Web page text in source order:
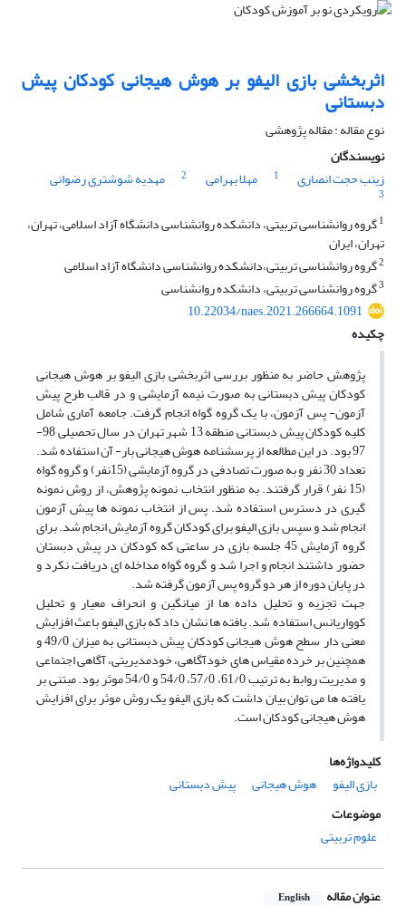
اثربخشی بازی الیفو بر هوش هیجانی کودکان پیش
دبستانی
نوع مقاله : مقاله پژوهشی
نویسندگان
زینب حجت انصاری
1 مهلا بهرامی 2 مهدیه شوشتری رضوانی
3
1گروه روانشناسی تربیتی، دانشکده روانشناسی دانشگاه آزاد اسلامی، تهران،
تهران، ایران
2گروه روانشناسی تربیتی،دانشکده روانشناسی دانشگاه آزاد اسلامی
3گروه روانشناسی تربیتی، دانشکده روانشناسی
10.22034/naes.2021.266664.1091
چکیده
پژوهش حاضر به منظور بررسی اثربخشی بازی الیفو بر هوش هیجانی
کودکان پیش دبستانی به صورت نیمه آزمایشی و در قالب طرح پیش
آزمون- پس آزمون، با یک گروه گواه انجام گرفت. جامعه آماری شامل
کلیه کودکان پیش دبستانی منطقه 13 شهر تهران در سال تحصیلی 98-
97 بود. در این مطالعه از پرسشنامه هوش هیجانی بار- آن استفاده شد.
تعداد 30 نفر و به صورت تصادفی در گروه آزمایشی (15نفر) و گروه گواه
(15 نفر) قرار گرفتند. به منظور انتخاب نمونه پژوهش، از روش نمونه
گیری در دسترس استفاده شد. پس از انتخاب نمونه ها پیش آزمون
انجام شد و سپس بازی الیفو برای کودکان گروه آزمایش انجام شد. برای
گروه آزمایش 45 جلسه بازی در ساعتی که کودکان در پیش دبستان
حضور داشتند انجام و اجرا شد و گروه گواه مداخله ای دریافت نکرد و
در پایان دوره از هر دو گروه پس آزمون گرفته شد.
جهت تجزیه و تحلیل داده ها از میانگین و انحراف معیار و تحلیل
کوواریانس استفاده شد. یافته ها نشان داد که بازی الیفو باعث افزایش
معنی دار سطح هوش هیجانی کودکان پیش دبستانی به میزان 49/0 و
همچنین بر خرده مقیاس های خودآگاهی، خودمدیریتی، آگاهی اجتماعی
و مدیریت روابط به ترتیب 61/0، 57/0، 54/0 و 54/0 موثر بود. مبتنی بر
یافته ها می توان بیان داشت که بازی الیفو یک روش موثر برای افزایش
هوش هیجانی کودکان است.
کلیدواژه‌ها
بازی الیفو
هوش هیجانی
پیش دبستانی
موضوعات
علوم تربیتی
عنوان مقاله English